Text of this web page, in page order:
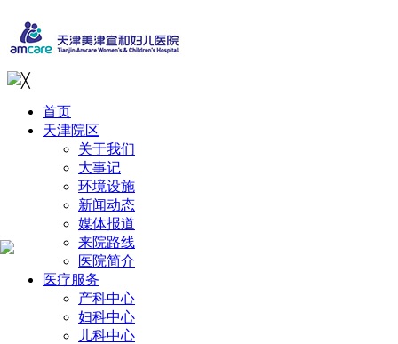
╳
首页
天津院区
关于我们
大事记
环境设施
新闻动态
媒体报道
来院路线
医院简介
医疗服务
产科中心
妇科中心
儿科中心